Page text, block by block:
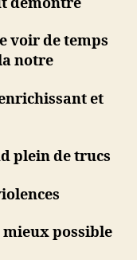
voir de temps
notre
et
plein de trucs
possible